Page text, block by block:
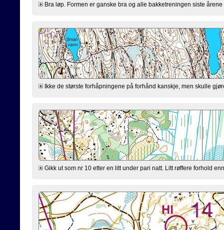
Bra løp. Formen er ganske bra og alle bakketreningen siste
Ikke de største forhåpningene på forhånd kanskje, men skulle
Gikk ut som nr 10 etter en litt under pari natt. Litt røffere forhold